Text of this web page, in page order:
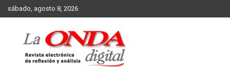
Skip
to
sábado, agosto 8, 2026